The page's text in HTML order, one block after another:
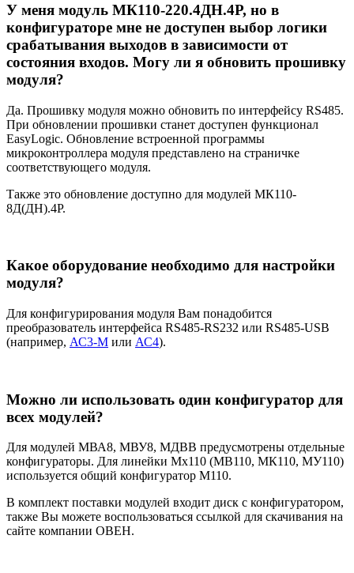
У меня модуль МК110-220.4ДН.4Р, но в
конфигураторе мне не доступен выбор логики
срабатывания выходов в зависимости от
состояния входов. Могу ли я обновить прошивку
модуля?
Да. Прошивку модуля можно обновить по интерфейсу RS485.
При обновлении прошивки станет доступен функционал
EasyLogic. Обновление встроенной программы
микроконтроллера модуля представлено на страничке
соответствующего модуля.
Также это обновление доступно для модулей МК110-
8Д(ДН).4Р.
Какое оборудование необходимо для настройки
модуля?
Для конфигурирования модуля Вам понадобится
преобразователь интерфейса RS485-RS232 или RS485-USB
(например, АС3-М или АС4).
Можно ли использовать один конфигуратор для
всех модулей?
Для модулей МВА8, МВУ8, МДВВ предусмотрены отдельные
конфигураторы. Для линейки Мх110 (МВ110, МК110, МУ110)
используется общий конфигуратор М110.
В комплект поставки модулей входит диск с конфигуратором,
также Вы можете воспользоваться ссылкой для скачивания на
сайте компании ОВЕН.